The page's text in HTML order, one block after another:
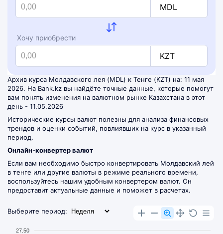
MDL
Хочу приобрести
KZT
Архив курса Молдавского лея (MDL) к Тенге (KZT) на: 11 мая
2026. На Bank.kz вы найдёте точные данные, которые помогут
вам понять изменения на валютном рынке Казахстана в этот
день - 11.05.2026
Исторические курсы валют полезны для анализа финансовых
трендов и оценки событий, повлиявших на курс в указанный
период.
Онлайн-конвертер валют
Если вам необходимо быстро конвертировать Молдавский лей
в тенге или другие валюты в режиме реального времени,
воспользуйтесь нашим удобным конвертером валют. Он
предоставит актуальные данные и поможет в расчетах.
Выберите период:
27.50